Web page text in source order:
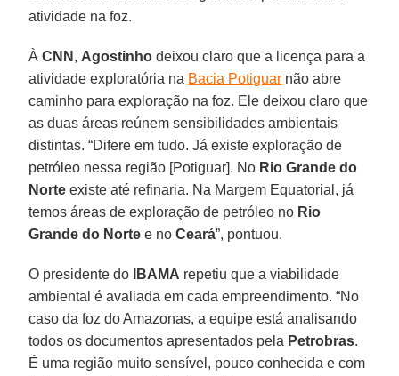
atividade na foz.
ÀCNN , Agostinho deixou claro que a licença para a
atividade exploratória na Bacia Potiguar não abre
caminho para exploração na foz. Ele deixou claro que
as duas áreas reúnem sensibilidades ambientais
distintas. “Difere em tudo. Já existe exploração de
petróleo nessa região [Potiguar]. No Rio Grande do
Norte existe até refinaria. Na Margem Equatorial, já
temos áreas de exploração de petróleo no Rio
Grande do Norte e noCeará”, pontuou.
O presidente do IBAMA repetiu que a viabilidade
ambiental é avaliada em cada empreendimento. “No
caso da foz do Amazonas, a equipe está analisando
todos os documentos apresentados pela Petrobras.
É uma região muito sensível, pouco conhecida e com